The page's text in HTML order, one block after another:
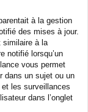
à la gestion
des mises à jour.
similaire à la
notifié lorsqu’un
vous permet
dans un sujet ou un
les surveillances
dans l’onglet